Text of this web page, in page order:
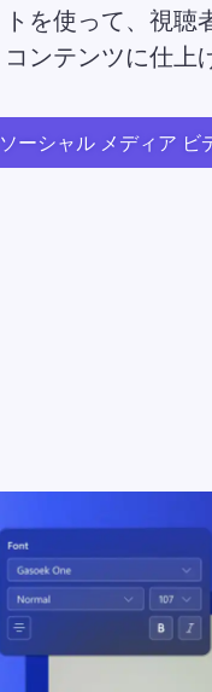
トを使って、視
コンテンツに仕上
ソーシャル メディア ビ